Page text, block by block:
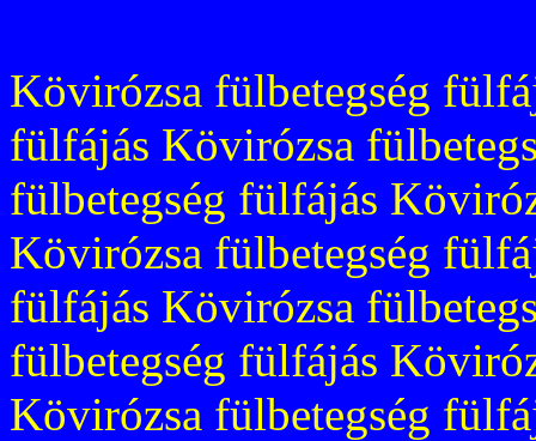
Kövirózsa fülbetegség
fülfájás Kövirózsa
fülbetegség fülfájás
Kövirózsa fülbetegség
fülfájás Kövirózsa
fülbetegség fülfájás
Kövirózsa fülbetegség